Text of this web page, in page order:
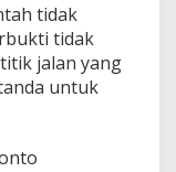
tidak
tidak
jalan yang
untuk